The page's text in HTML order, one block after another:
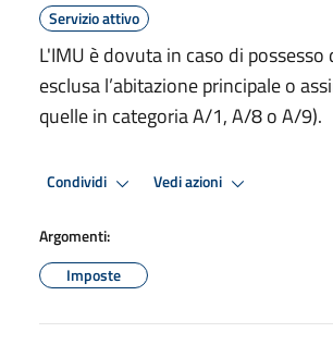
Servizio attivo
L'IMU è dovuta in caso di
esclusa l’abitazione principale o
quelle in categoria A/1, A/8 o A/9).
Condividi Vedi azioni
Argomenti:
Imposte